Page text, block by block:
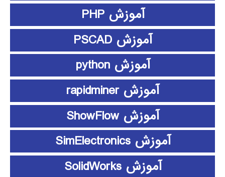
آموزش PHP
آموزش PSCAD
آموزش python
آموزش rapidminer
آموزش ShowFlow
آموزش SimElectronics
آموزش SolidWorks